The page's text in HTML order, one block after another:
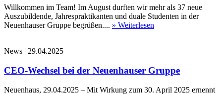
Willkommen im Team! Im August durften wir mehr als 37 neue
Auszubildende, Jahrespraktikanten und duale Studenten in der
Neuenhauser Gruppe begrüßen.... » Weiterlesen
News | 29.04.2025
CEO-Wechsel bei der Neuenhauser Gruppe
Neuenhaus, 29.04.2025 – Mit Wirkung zum 30. April 2025 ernennt